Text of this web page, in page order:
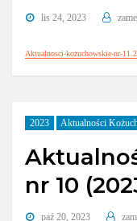
lis 24, 2023
Aktualnosci-kozuchowskie-nr-
2023 Aktualności
nr 10
paź 20, 2023